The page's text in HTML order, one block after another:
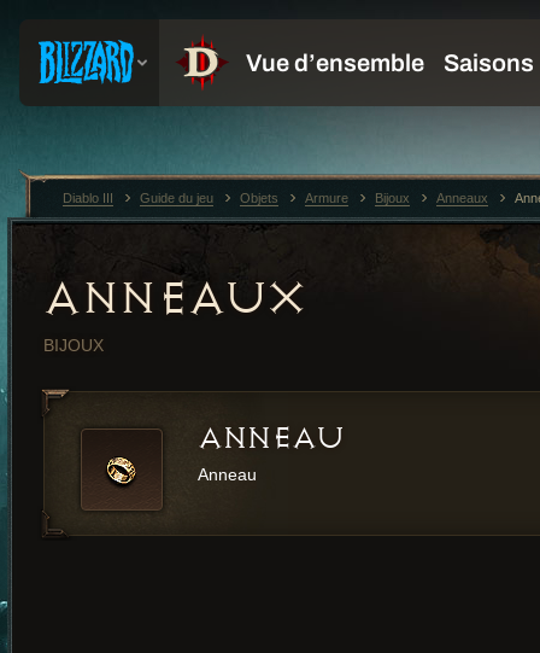
ANNEAUX
BIJOUX
ANNEAU
Anneau
Diablo III Guide du jeu Objets Armure Bijoux Anneaux